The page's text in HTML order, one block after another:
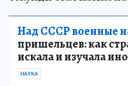
Над СССР военные
пришельцев: как
искала и изучала
НАУКА